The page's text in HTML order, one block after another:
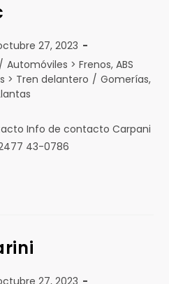
27, 2023
/ Automóviles > Frenos, ABS
> Tren delantero / Gomerías,
Info de contacto Carpani
43-0786